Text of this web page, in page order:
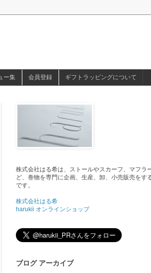
ー集 会員登録 ギフトラッピングについて
株式会社はる希は、ストールやスカーフ、マフラ
ど、巻物を専門に企画、生産、卸、小売販売をす
です。
株式会社はる希
harukii オンラインショップ
ブログ アーカイブ